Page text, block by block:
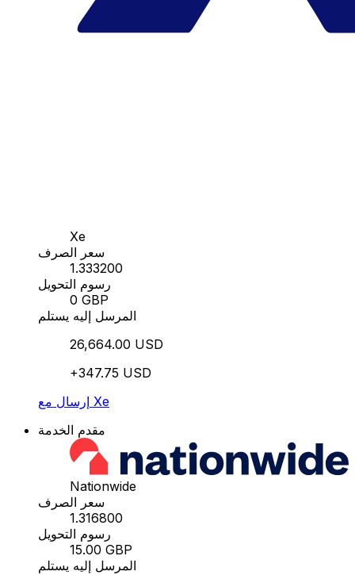
Xe
سعر الصرف
1.333200
رسوم التحويل
0 GBP
المرسل إليه يستلم
26,664.00 USD
+347.75 USD
إرسال مع Xe
مقدم الخدمة
Nationwide
سعر الصرف
1.316800
رسوم التحويل
15.00 GBP
المرسل إليه يستلم